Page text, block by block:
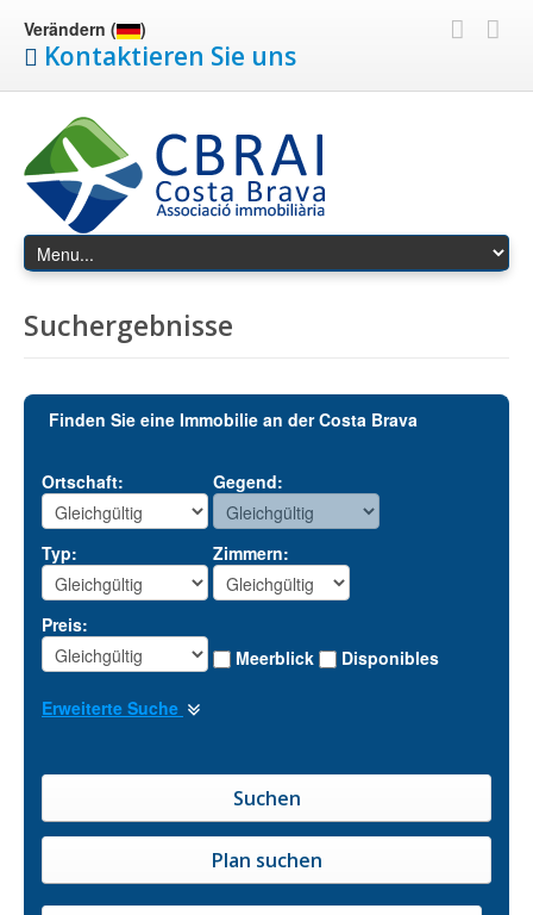
Verändern ( )
Kontaktieren Sie uns
Suchergebnisse
Finden Sie eine Immobilie an der Costa Brava
Ortschaft: Gegend:
Typ: Zimmern:
Preis:
Meerblick
Disponibles
Erweiterte Suche